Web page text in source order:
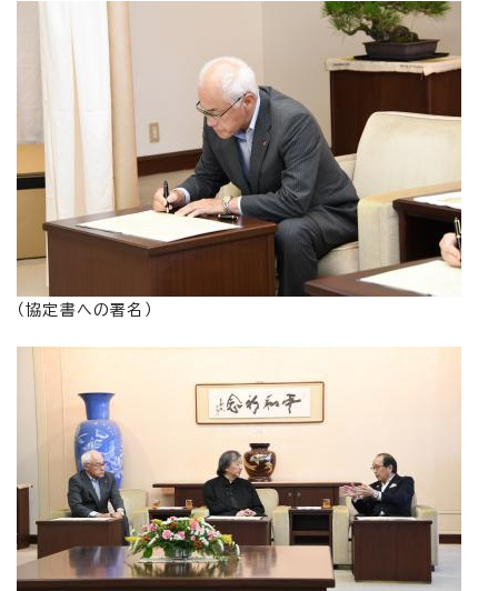
（協定書への署名）